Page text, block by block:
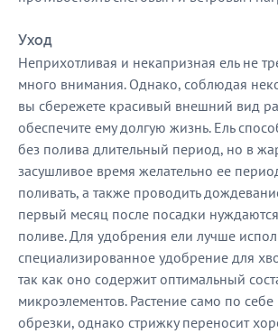
Уход
Неприхотливая и некапризная ель не
много внимания. Однако, соблюдая
вы сбережете красивый внешний вид
обеспечите ему долгую жизнь. Ель
без полива длительный период, но в
засушливое время желательно ее
поливать, а также проводить
первый месяц после посадки
поливе. Для удобрения ели лучше
специализированное удобрение для
так как оно содержит оптимальный
микроэлементов. Растение само по себе
обрезки, однако стрижку переносит